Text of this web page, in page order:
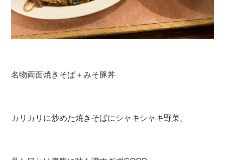
名物両面焼きそば＋みそ豚丼
カリカリに炒めた焼きそばにシャキシャキ野菜。